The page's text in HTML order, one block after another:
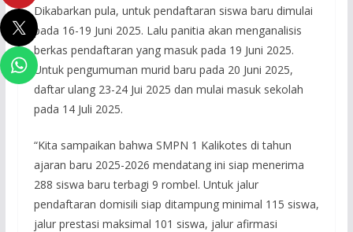
Dikabarkan pula, untuk pendaftaran siswa baru dimulai
pada 16-19 Juni 2025. Lalu panitia akan menganalisis
berkas pendaftaran yang masuk pada 19 Juni 2025.
Untuk pengumuman murid baru pada 20 Juni 2025,
daftar ulang 23-24 Jui 2025 dan mulai masuk sekolah
pada 14 Juli 2025.
“Kita sampaikan bahwa SMPN 1 Kalikotes di tahun
ajaran baru 2025-2026 mendatang ini siap menerima
288 siswa baru terbagi 9 rombel. Untuk jalur
pendaftaran domisili siap ditampung minimal 115 siswa,
jalur prestasi maksimal 101 siswa, jalur afirmasi